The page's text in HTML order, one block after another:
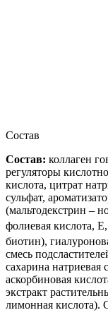
Состав
Состав: коллаген
регуляторы
кислота, цитрат
сульфат,
(мальтодекстрин –
фолиевая кислота,
биотин),
смесь
сахарина натриевая
аскорбиновая
экстракт
лимонная кислота).